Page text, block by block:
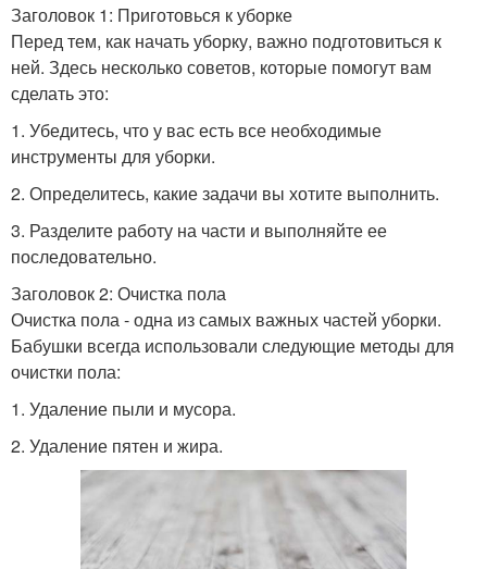
Заголовок 1: Приготовься к уборке
Перед тем, как начать уборку, важно подготовиться к
ней. Здесь несколько советов, которые помогут вам
сделать это:
1. Убедитесь, что у вас есть все необходимые
инструменты для уборки.
2. Определитесь, какие задачи вы хотите выполнить.
3. Разделите работу на части и выполняйте ее
последовательно.
Заголовок 2: Очистка пола
Очистка пола - одна из самых важных частей уборки.
Бабушки всегда использовали следующие методы для
очистки пола:
1. Удаление пыли и мусора.
2. Удаление пятен и жира.